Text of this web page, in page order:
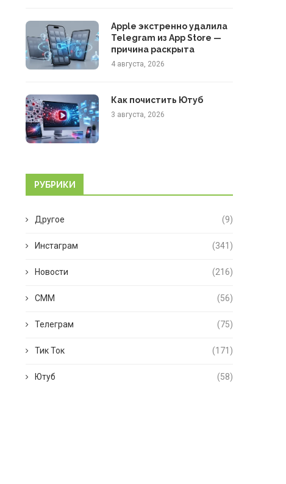
Apple экстренно удалила
Telegram из App Store —
причина раскрыта
4 августа, 2026
Как почистить Ютуб
3 августа, 2026
РУБРИКИ
Другое (9)
Инстаграм (341)
Новости (216)
СММ (56)
Телеграм (75)
Тик Ток (171)
Ютуб (58)